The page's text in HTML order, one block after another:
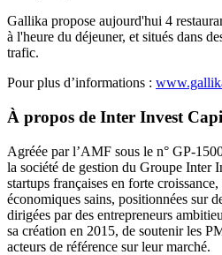
Gallika propose aujourd'hui 4
à l'heure du déjeuner, et situés dans
trafic.
Pour plus d’informations :
À propos de Inter Invest
Agréée par l’AMF sous le n° GP-
la société de gestion du Groupe Inter
startups françaises en forte
économiques sains, positionnées sur
dirigées par des entrepreneurs
sa création en 2015, de soutenir les
acteurs de référence sur leur marché.